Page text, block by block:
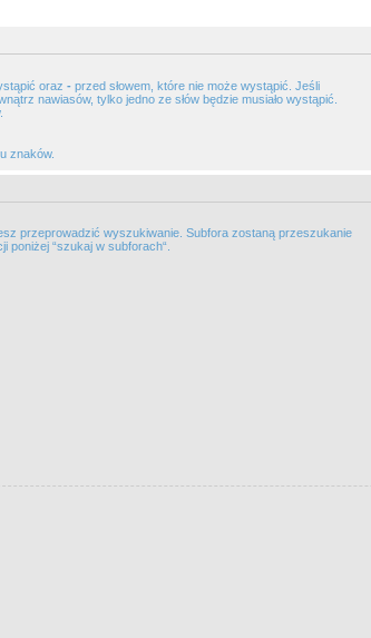
oraz - przed słowem, które nie może wystąpić. Jeśli
nawiasów, tylko jedno ze słów będzie musiało wystąpić.
znaków.
przeprowadzić wyszukiwanie. Subfora zostaną przeszukanie
poniżej “szukaj w subforach“.